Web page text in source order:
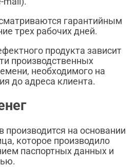
гарантийным
трех рабочих дней.
продукта зависит
производственных
необходимого на
до адреса клиента.
производится на основании
которое производило
паспортных данных и